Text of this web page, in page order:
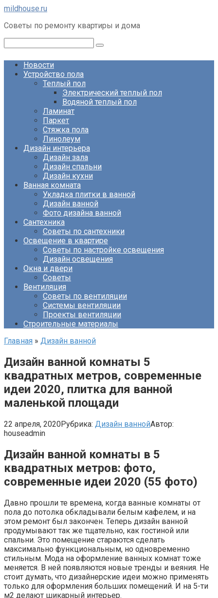
Перейти
контенту
mildhouse.ru
Советы по ремонту квартиры и дома
Новости
Устройство пола
Теплый пол
Электрический теплый пол
Водяной теплый пол
Ламинат
Паркет
Стяжка пола
Линолеум
Дизайн интерьера
Дизайн зала
Дизайн спальни
Дизайн кухни
Ванная комната
Укладка плитки в ванной
Дизайн ванной
Фото дизайна ванной
Сантехника
Советы по сантехники
Освещение в квартире
Советы по настройке освещения
Дизайн освещения
Окна и двери
Советы
Вентиляция
Советы по вентиляции
Системы вентиляции
Проекты вентиляции
Строительные материалы
Главная » Дизайн ванной
Дизайн ванной комнаты 5
квадратных метров, современные
идеи 2020, плитка для ванной
маленькой площади
22 апреля, 2020Рубрика: Дизайн ваннойАвтор:
houseadmin
Дизайн ванной комнаты в 5
квадратных метров: фото,
современные идеи 2020 (55 фото)
Давно прошли те времена, когда ванные комнаты от
пола до потолка обкладывали белым кафелем, и на
этом ремонт был закончен. Теперь дизайн ванной
продумывают так же тщательно, как гостиной или
спальни. Это помещение стараются сделать
максимально функциональным, но одновременно
стильным. Мода на оформление ванных комнат тоже
меняется. В ней появляются новые тренды и веяния. Не
стоит думать, что дизайнерские идеи можно применять
только для оформления больших помещений. И на 5-ти
м2 делают шикарный интерьер.